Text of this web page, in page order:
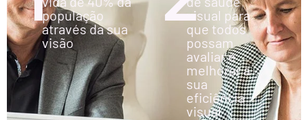
população
através da sua
visão
visual para
que todos
possam
avaliar e
melhorar a
sua
eficiência
visual